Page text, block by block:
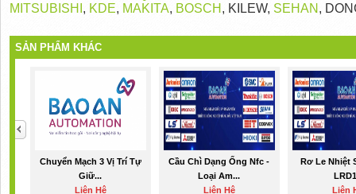
MITSUBISHI , KDE, MAKITA, BOSCH , KILEW, SEHAN ,
SẢN PHẨM KHÁC
Chuyển Mạch 3 Vị Trí Tự
Giữ...
Liên Hệ
Cầu Chì Dạng Ống Nfc -
Loại Am...
Liên Hệ
Rơ Le Nhiệt
Liên